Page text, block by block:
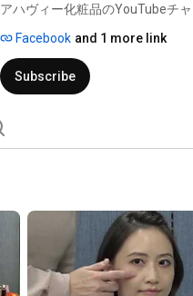
アハヴィー化粧品のYouTubeチャ
Facebook and 1 more link
Subscribe